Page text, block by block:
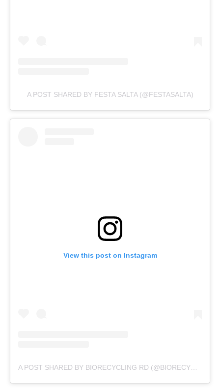
A POST SHARED BY FESTA SALTA (@FESTASALTA)
View this post on Instagram